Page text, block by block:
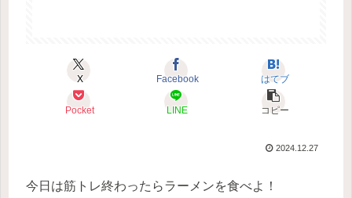
X Facebook はてブ
Pocket LINE コピー
2024.12.27
今日は筋トレ終わったらラーメンを食べよ！